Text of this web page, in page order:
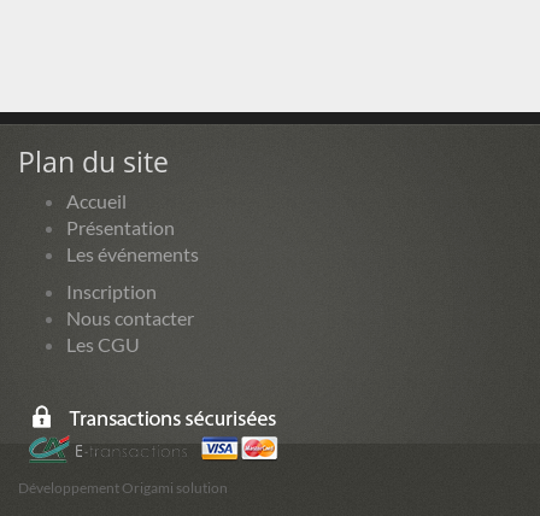
Plan du site
Accueil
Présentation
Les événements
Inscription
Nous contacter
Les CGU
Développement Origami solution